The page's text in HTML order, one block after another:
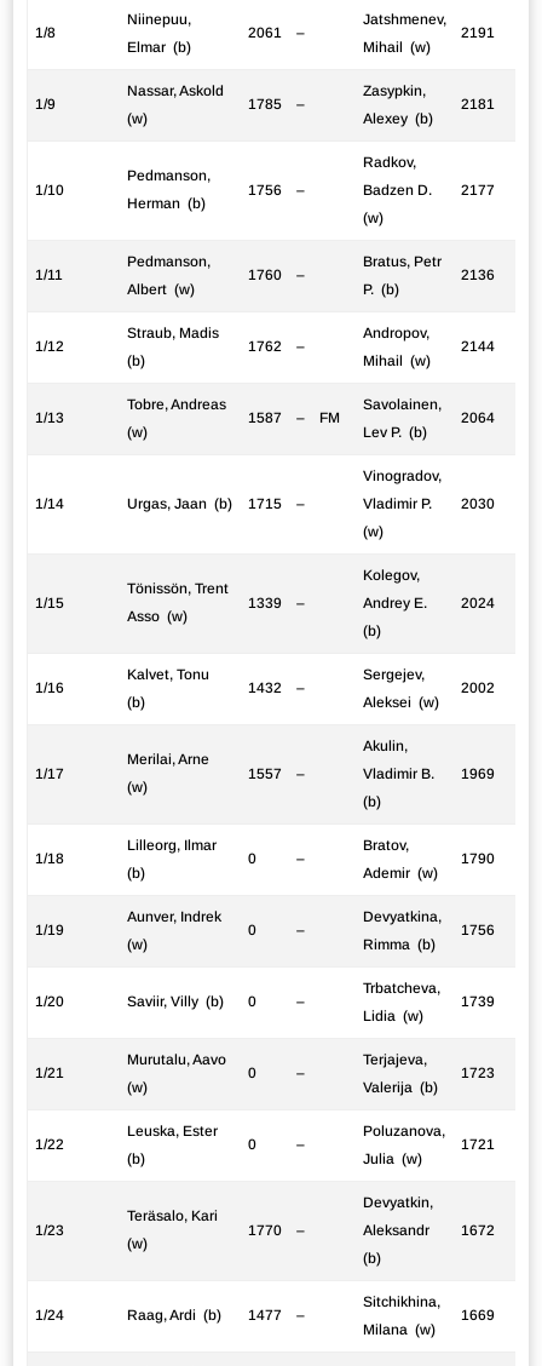
1/8
Niinepuu,
Elmar (b)
2061 –
Jatshmenev,
Mihail (w)
2191
1/9
Nassar, Askold
(w)
1785 –
Zasypkin,
Alexey (b)
2181
1/10
Pedmanson,
Herman (b)
1756 –
Radkov,
Badzen D.
(w)
2177
1/11
Pedmanson,
Albert (w)
1760 –
Bratus, Petr
P. (b)
2136
1/12
Straub, Madis
(b)
1762 –
Andropov,
Mihail (w)
2144
1/13
Tobre, Andreas
(w)
1587 – FM
Savolainen,
Lev P. (b)
2064
1/14 Urgas, Jaan (b) 1715 –
Vinogradov,
Vladimir P.
(w)
2030
1/15
Tönissön, Trent
Asso (w)
1339 –
Kolegov,
Andrey E.
(b)
2024
1/16
Kalvet, Tonu
(b)
1432 –
Sergejev,
Aleksei (w)
2002
1/17
Merilai, Arne
(w)
1557 –
Akulin,
Vladimir B.
(b)
1969
1/18
Lilleorg, Ilmar
(b)
0 –
Bratov,
Ademir (w)
1790
1/19
Aunver, Indrek
(w)
0 –
Devyatkina,
Rimma (b)
1756
1/20 Saviir, Villy (b) 0 –
Trbatcheva,
Lidia (w)
1739
1/21
Murutalu, Aavo
(w)
0 –
Terjajeva,
Valerija (b)
1723
1/22
Leuska, Ester
(b)
0 –
Poluzanova,
Julia (w)
1721
1/23
Teräsalo, Kari
(w)
1770 –
Devyatkin,
Aleksandr
(b)
1672
1/24 Raag, Ardi (b) 1477 –
Sitchikhina,
Milana (w)
1669